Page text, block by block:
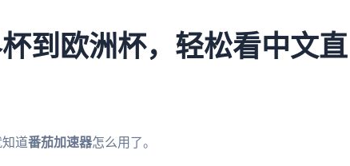
到欧洲杯，轻松看中文直
道番茄加速器怎么用了。